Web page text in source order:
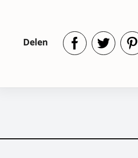
Delen